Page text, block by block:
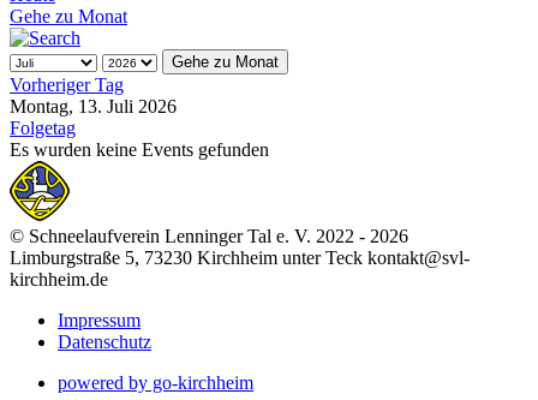
Gehe zu Monat
Gehe zu Monat
Vorheriger Tag
Montag, 13. Juli 2026
Folgetag
Es wurden keine Events gefunden
© Schneelaufverein Lenninger Tal e. V. 2022 - 2026
Limburgstraße 5, 73230 Kirchheim unter Teck kontakt@svl-
kirchheim.de
Impressum
Datenschutz
powered by go-kirchheim